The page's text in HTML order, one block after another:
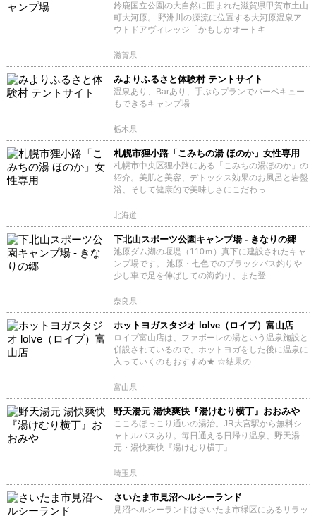
鈴鹿国立公園の大自然に囲まれた滋賀県甲賀市土山
町大河原。 野洲川の源流に位置する大河原温泉ア
ウトドアヴィレッジ「かもしかオートキ..
滋賀県
みよりふるさと体験村 テントサイト
温泉あり、Barあり、手ぶらプランでバーベキュー
もできるキャンプ場
栃木県
札幌市狸小路「こみちの湯 ほのか」女性専用
札幌市中央区狸小路にある「こみちの湯ほのか」の
紹介。美肌と美容、デトックス効果のお風呂と岩盤
浴、そして健康的で美味しさにこだわっ..
北海道
下北山スポーツ公園キャンプ場 - きなりの郷
池原ダム湖の堰堤（110ｍ）真下に建設されたキャ
ンプ場です。 池原・七色でのブラックバス釣りや
少し車で足を伸ばしての海釣り、また登..
奈良県
ホットヨガスタジオ loIve（ロイブ）富山店
ロイブ富山店は、ファボーレの湯という温泉施設と
併設されているので、ホットヨガをした後に温泉に
入っていくのもおすすめ★ ☆結果の..
富山県
野天湯元 湯快爽快『湯けむり横丁』おおみや
こころほっこり通いの湯治。JR大宮駅から無料シ
ャトルバスあり。毎日通える日帰り温泉、野天湯
元・湯快爽快『湯けむり横丁』
埼玉県
さいたま市見沼ヘルシーランド
見沼ヘルシーランドはさいたま市緑区にあるリラッ